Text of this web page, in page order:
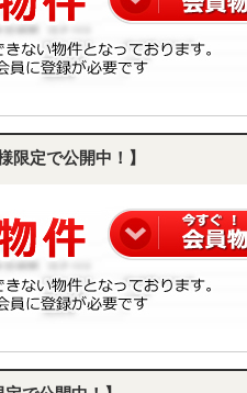
限定で公開中！】